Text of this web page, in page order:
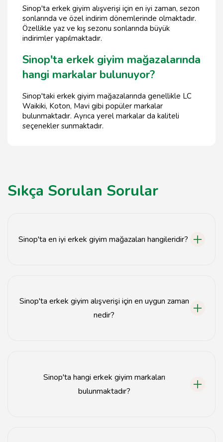
Sinop'ta erkek giyim alışverişi için en iyi zaman, sezon
sonlarında ve özel indirim dönemlerinde olmaktadır.
Özellikle yaz ve kış sezonu sonlarında büyük
indirimler yapılmaktadır.
Sinop'ta erkek giyim mağazalarında
hangi markalar bulunuyor?
Sinop'taki erkek giyim mağazalarında genellikle LC
Waikiki, Koton, Mavi gibi popüler markalar
bulunmaktadır. Ayrıca yerel markalar da kaliteli
seçenekler sunmaktadır.
Sıkça Sorulan Sorular
Sinop'ta en iyi erkek giyim mağazaları hangileridir?
Sinop'ta erkek giyim alışverişi için en uygun zaman
nedir?
Sinop'ta hangi erkek giyim markaları
bulunmaktadır?